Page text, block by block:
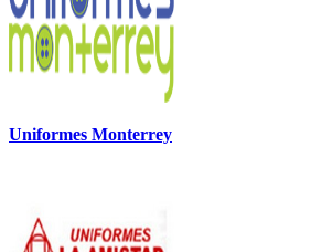
Uniformes Monterrey